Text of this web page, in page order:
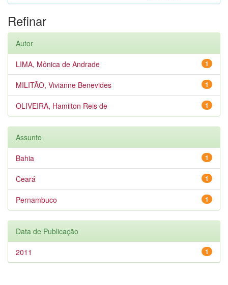
Refinar
Autor
1
LIMA, Mônica de Andrade
1
MILITÃO, Vivianne Benevides
1
OLIVEIRA, Hamilton Reis de
Assunto
1
Bahia
1
Ceará
1
Pernambuco
Data de Publicação
1
2011